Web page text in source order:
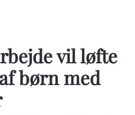
vil løfte
børn med